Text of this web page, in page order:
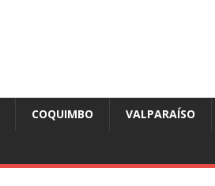
COQUIMBO VALPARAÍSO